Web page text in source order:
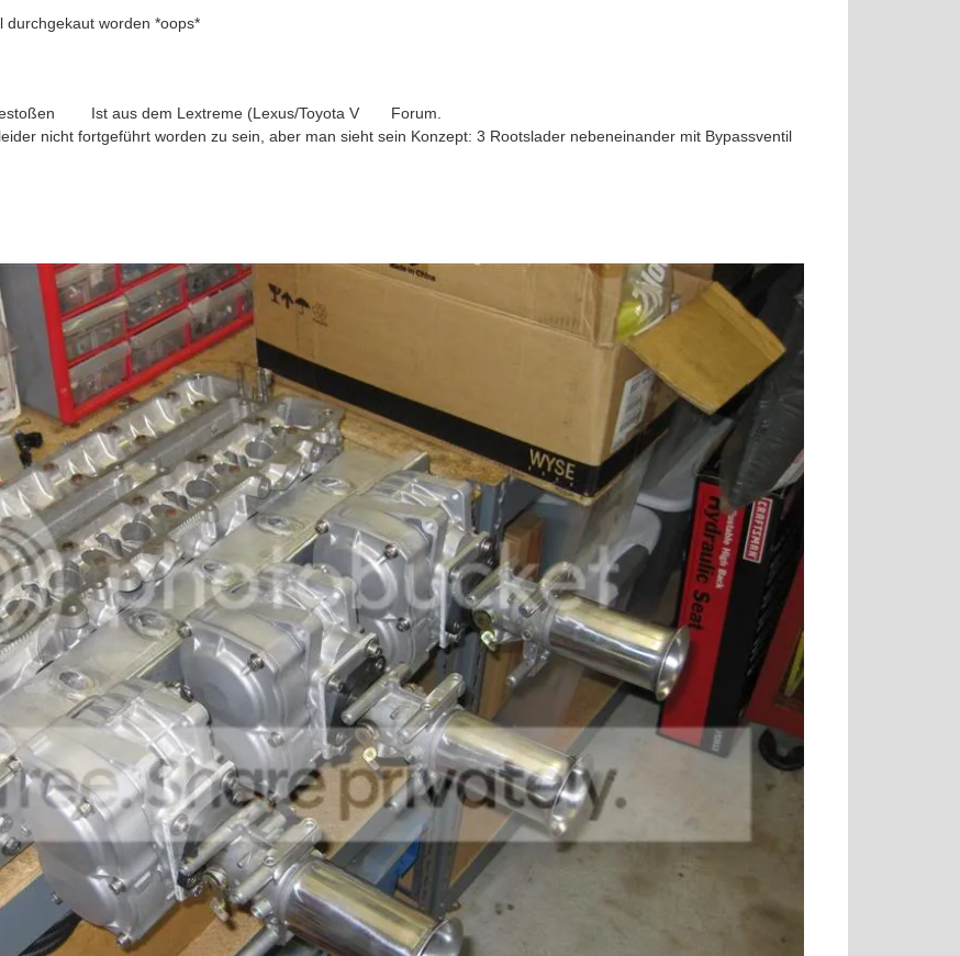
durchgekaut worden *oops*
Ist aus dem Lextreme (Lexus/Toyota V
Forum.
nicht fortgeführt worden zu sein, aber man sieht sein Konzept: 3 Rootslader nebeneinander mit Bypassventil